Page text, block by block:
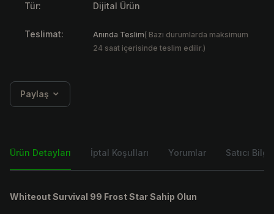
Tür: Dijital Ürün
Teslimat: Anında Teslim( Bazı durumlarda maksimum
24 saat içerisinde teslim edilir.)
Paylaş
Ürün Detayları İptal Koşulları Yorumlar Satıcı
Whiteout Survival 99 Frost Star Sahip Olun